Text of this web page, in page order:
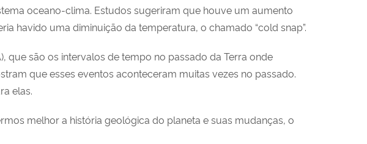
oceano-clima. Estudos sugeriram que houve um aumento
havido uma diminuição da temperatura, o chamado “cold snap”.
que são os intervalos de tempo no passado da Terra onde
que esses eventos aconteceram muitas vezes no passado.
elas.
melhor a história geológica do planeta e suas mudanças, o